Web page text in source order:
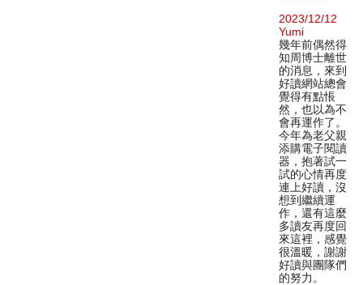
2023/12/12
Yumi
幾年前偶然得
知周博士離世
的消息，來到
好讀網站總會
覺得有點悵
然，也以為不
會再運作了。
今年為老父親
添購電子閱讀
器，抱著試一
試的心情再度
連上好讀，沒
想到繼續運
作，還有這麼
多讀友再度回
來這裡，感覺
很溫暖，謝謝
好讀與團隊們
的努力。